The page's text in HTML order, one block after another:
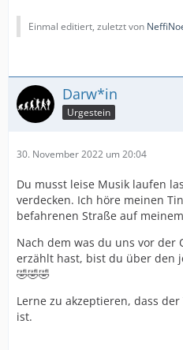
Einmal editiert, zuletzt von
Darw*in
Urgestein
30. November 2022 um 20:04
Du musst leise Musik laufen
verdecken. Ich höre meinen
befahrenen Straße auf
Nach dem was du uns vor der
erzählt hast, bist du über den
🤣🤣🤣
Lerne zu akzeptieren, dass
ist.